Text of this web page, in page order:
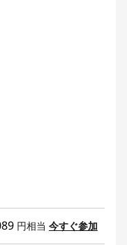
円相当 今すぐ参加